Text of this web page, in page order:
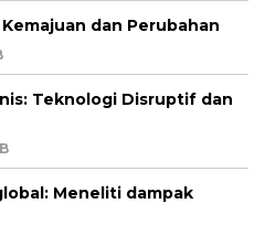
dan Perubahan
Teknologi Disruptif dan
Meneliti dampak